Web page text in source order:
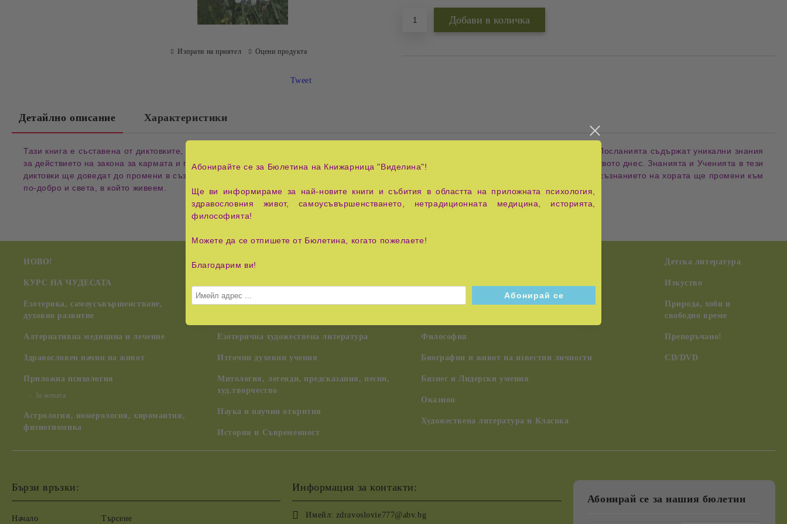
Изпрати на приятел Оцени продукта
Tweet
Детайлно описание Характеристики
Тази книга е съставена от диктовките, дадени от Възнесените Владици чрез Посланика Татяна Микушина, през периода 20 юли 2007 г. Посланията съдържат уникални знания
за действието на закона за кармата и пътя на посвещенията, за особеностите на новия етап на развитие, пред който се намира човечеството днес. Знанията и Ученията в тези
диктовки ще доведат до промени в съзнанието на всеки, който се заеме сериозно с тяхното изучаване. Издигането и разширяването на съзнанието на хората ще промени към
по-добро и света, в който живеем.
НОВО!
КУРС НА ЧУДЕСАТА
Езотерика, самоусъвършенстване,
духовно развитие
Алтернативна медицина и лечение
Здравословен начин на живот
Приложна психология
За жената
Астрология, номерология, хиромантия,
физиогномика
Радиестезия
Дуно)
Езотерична художествена литература
Източни духовни учения
Митология, легенди, предсказания, песни,
худ.творчество
Наука и научни открития
История и Съвременност
Шаманизъм, индиански учения, древни
Философия
Биографии и живот на известни личности
Бизнес и Лидерски умения
Оказион
Художествена литература и Класика
Детска литература
Изкуство
Природа, хоби и
свободно време
Препоръчано!
CD/DVD
Бързи връзки:
Начало Търсене
Информация за контакти:
Имейл: zdravoslovie777@abv.bg
Абонирай се за нашия бюлетин
Абонирайте се за Бюлетина на Книжарница "Виделина"!
Ще ви информираме за най-новите книги и събития в областта на приложната психология,
здравословния живот, самоусъвършенстването, нетрадиционната медицина, историята,
философията!
Можете да се отпишете от Бюлетина, когато пожелаете!
Благодарим ви!